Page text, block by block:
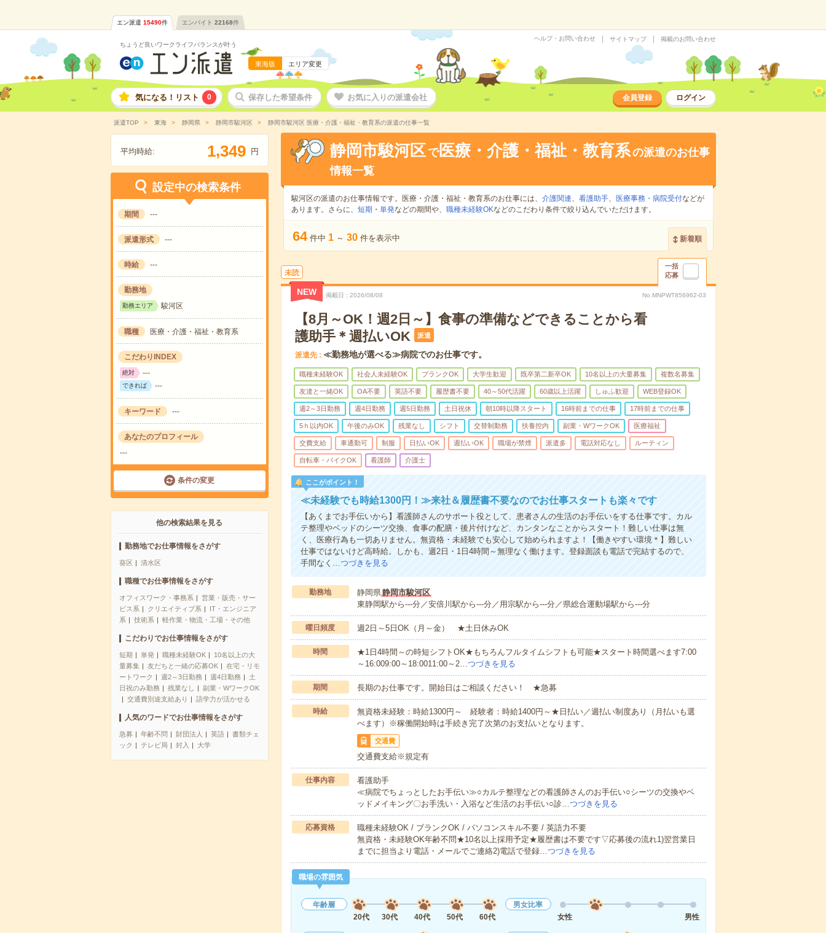
エン派遣 15490件 エンバイト 22168件
ちょうど良いワークライフバランスが叶う
東海版 エリア変更
ヘルプ・お問い合わせ サイトマップ 掲載のお問い合わせ
気になる！リスト 0 保存した希望条件 お気に入りの派遣会社 会員登録 ログイン
派遣TOP 東海 静岡県 静岡市駿河区 静岡市駿河区 医療・介護・福祉・教育系の派遣の仕事一覧
平均時給: 1,349 円
設定中の検索条件
期間 ---
派遣形式 ---
時給 ---
勤務地
勤務エリア 駿河区
職種 医療・介護・福祉・教育系
こだわりINDEX
絶対 ---
できれば ---
キーワード ---
あなたのプロフィール
---
条件の変更
他の検索結果を見る
勤務地でお仕事情報をさがす
葵区 清水区
職種でお仕事情報をさがす
オフィスワーク・事務系
営業・販売・サー
ビス系
クリエイティブ系
IT・エンジニア
系
技術系 軽作業・物流・工場・その他
こだわりでお仕事情報をさがす
短期 単発 職種未経験OK
10名以上の大
量募集
友だちと一緒の応募OK
在宅・リモ
ートワーク
週2～3日勤務 週4日勤務
土
日祝のみ勤務
残業なし
副業・WワークOK
交通費別途支給あり
語学力が活かせる
人気のワードでお仕事情報をさがす
急募 年齢不問 財団法人 英語
書類チェ
ック
テレビ局 封入 大学
静岡市駿河区 で医療・介護・福祉・教育系の派遣のお仕事
情報一覧
駿河区の派遣のお仕事情報です。医療・介護・福祉・教育系のお仕事には、 介護関連、 看護助手、 医療事務・病院受付などが
あります。さらに、 短期 ・ 単発などの期間や、 職種未経験OKなどのこだわり条件で絞り込んでいただけます。
64 件中 1 ～ 30 件を表示中 新着順
未読
一括
応募
NEW 掲載日 2026/08/08 No.MNPWT856962-03
【8月～OK！週2日～】食事の準備などできることから看
護助手＊週払いOK
派遣
派遣先 ≪勤務地が選べる≫病院でのお仕事です。
職種未経験OK 社会人未経験OK ブランクOK 大学生歓迎 既卒第二新卒OK 10名以上の大量募集 複数名募集
友達と一緒OK OA不要 英語不要 履歴書不要 40～50代活躍 60歳以上活躍 しゅふ歓迎 WEB登録OK
週2～3日勤務 週4日勤務 週5日勤務 土日祝休 朝10時以降スタート 16時前までの仕事 17時前までの仕事
5ｈ以内OK 午後のみOK 残業なし シフト 交替制勤務 扶養控内 副業・WワークOK 医療福祉
交費支給 車通勤可 制服 日払いOK 週払いOK 職場が禁煙 派遣多 電話対応なし ルーティン
自転車・バイクOK 看護師 介護士
ここがポイント！
≪未経験でも時給1300円！≫来社＆履歴書不要なのでお仕事スタートも楽々です
【あくまでお手伝いから】看護師さんのサポート役として、患者さんの生活のお手伝いをする仕事です。カル
テ整理やベッドのシーツ交換、食事の配膳・後片付けなど、カンタンなことからスタート！難しい仕事は無
く、医療行為も一切ありません。無資格・未経験でも安心して始められますよ！【働きやすい環境＊】難しい
仕事ではないけど高時給。しかも、週2日・1日4時間～無理なく働けます。登録面談も電話で完結するので、
手間なく…つづきを見る
勤務地 静岡県静岡市駿河区
東静岡駅から---分／安倍川駅から---分／用宗駅から---分／県総合運動場駅から---分
曜日頻度 週2日～5日OK（月～金） ★土日休みOK
時間
★1日4時間～の時短シフトOK★もちろんフルタイムシフトも可能★スタート時間選べます7:00
～16:009:00～18:0011:00～2…つづきを見る
期間 長期のお仕事です。開始日はご相談ください！ ★急募
時給
無資格未経験：時給1300円～ 経験者：時給1400円～★日払い／週払い制度あり（月払いも選
べます）※稼働開始時は手続き完了次第のお支払いとなります。
交通費
交通費支給※規定有
仕事内容
看護助手
≪病院でちょっとしたお手伝い≫○カルテ整理などの看護師さんのお手伝い○シーツの交換やベ
ッドメイキング〇お手洗い・入浴など生活のお手伝い○診…つづきを見る
応募資格
職種未経験OK / ブランクOK / パソコンスキル不要 / 英語力不要
無資格・未経験OK年齢不問★10名以上採用予定★履歴書は不要です▽応募後の流れ1)翌営業日
までに担当より電話・メールでご連絡2)電話で登録…つづきを見る
職場の雰囲気
年齢層
20代
30代 40代 50代 60代
男女比率
女性
男性